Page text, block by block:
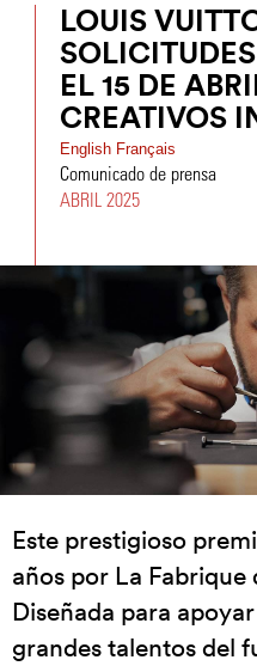
LOUIS
EL 15 DE
CREATIVOS
English Français
Comunicado de prensa
ABRIL 2025
Este prestigioso
años por La
Diseñada para
grandes talentos del